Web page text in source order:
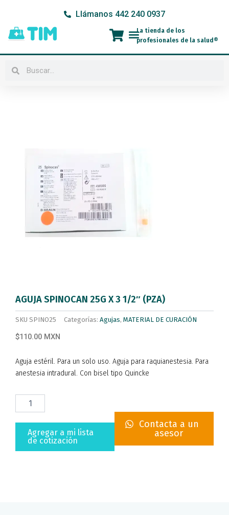
contenido
Llámanos 442 240 0937
Menú
La tienda de los
profesionales de la salud®
Buscar
AGUJA SPINOCAN 25G X 3 1/2″ (PZA)
SKU SPINO25 Categorías: Agujas, MATERIAL DE CURACIÓN
$110.00 MXN
Aguja estéril. Para un solo uso. Aguja para raquianestesia. Para
anestesia intradural. Con bisel tipo Quincke
AGUJA
SPINOCAN
Agregar a mi lista
de cotización
Contacta a un
asesor